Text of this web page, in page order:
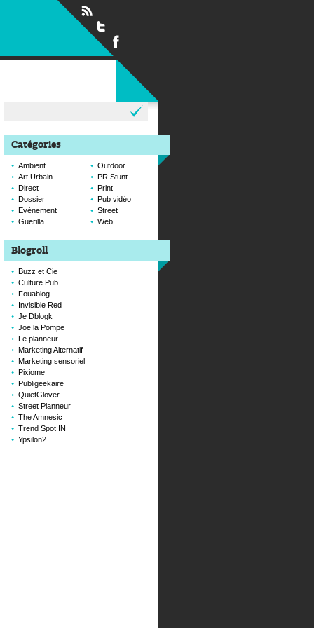
Catégories
Ambient
Art Urbain
Direct
Dossier
Evènement
Guerilla
Outdoor
PR Stunt
Print
Pub vidéo
Street
Web
Blogroll
Buzz et Cie
Culture Pub
Fouablog
Invisible Red
Je Dblogk
Joe la Pompe
Le planneur
Marketing Alternatif
Marketing sensoriel
Pixiome
Publigeekaire
QuietGlover
Street Planneur
The Amnesic
Trend Spot IN
Ypsilon2